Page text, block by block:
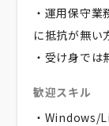
・運用保守
に抵抗が無い
・受け身で
歓迎スキル
・Windows/